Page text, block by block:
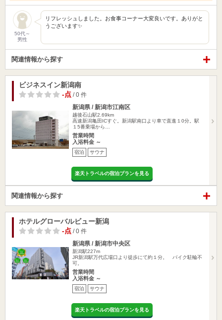
50代～
男性
リフレッシュしました。お食事コーナー大変良いです。ありがと
うございます✨
関連情報から探す
ビジネスイン新潟南
-点 / 0 件
新潟県 / 新潟市江南区
越後石山駅2.69km
高速新潟亀田ICすぐ。新潟駅南口より車で直進１0分。駅
１5番乗場から…
営業時間
入浴料金 ～
宿泊 サウナ
楽天トラベルの宿泊プランを見る
関連情報から探す
ホテルグローバルビュー新潟
-点 / 0 件
新潟県 / 新潟市中央区
新潟駅227m
JR新潟駅万代広場口より徒歩にて約１分。 バイク駐輪不
可。
営業時間
入浴料金 ～
宿泊 サウナ
楽天トラベルの宿泊プランを見る